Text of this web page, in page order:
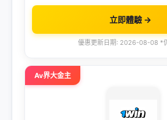
立即體驗 →
優惠更新日期: 2026-08-08 *
Av界大金主